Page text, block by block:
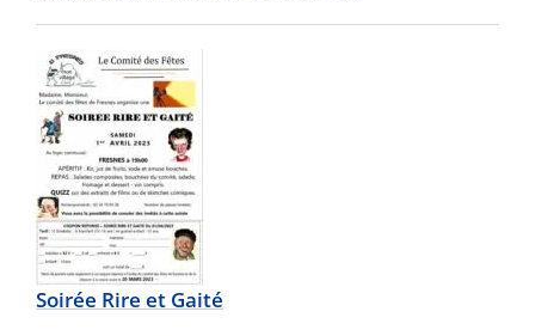
Soirée Rire et Gaité